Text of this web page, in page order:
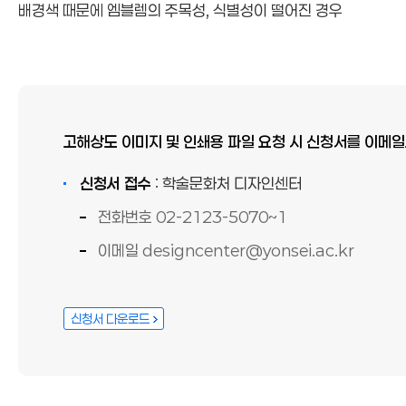
배경색 때문에 엠블렘의 주목성, 식별성이 떨어진 경우
고해상도 이미지 및 인쇄용 파일 요청 시 신청서를 이메
신청서 접수 : 학술문화처 디자인센터
전화번호 02-2123-5070~1
이메일 designcenter@yonsei.ac.kr
신청서 다운로드